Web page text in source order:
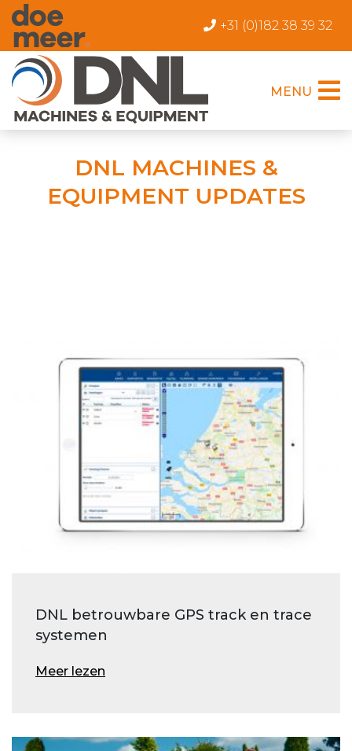
+31 (0)182 38 39 32
MENU
DNL MACHINES &
EQUIPMENT UPDATES
DNL betrouwbare GPS track en trace
systemen
Meer lezen